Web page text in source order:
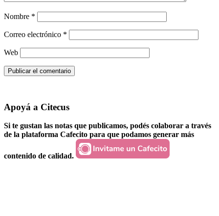
Nombre *
Correo electrónico *
Web
Apoyá a Citecus
Si te gustan las notas que publicamos, podés colaborar a través
de la plataforma Cafecito para que podamos generar más
contenido de calidad.